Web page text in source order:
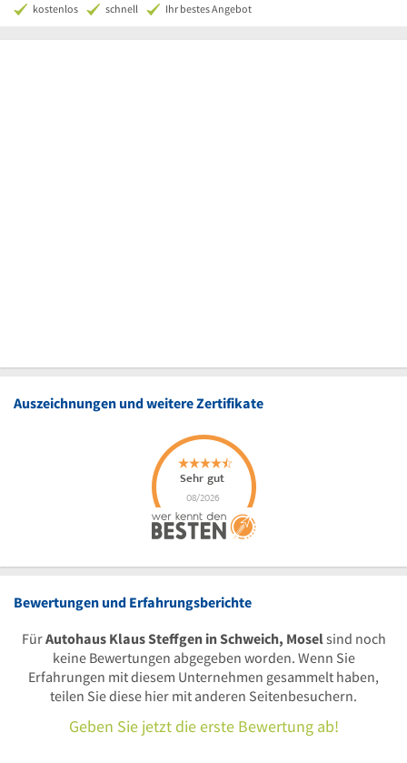
kostenlos schnell Ihr bestes Angebot
Auszeichnungen und weitere Zertifikate
Bewertungen und Erfahrungsberichte
FürAutohaus Klaus Steffgen in Schweich, Mosel sind noch
keine Bewertungen abgegeben worden. Wenn Sie
Erfahrungen mit diesem Unternehmen gesammelt haben,
teilen Sie diese hier mit anderen Seitenbesuchern.
Geben Sie jetzt die erste Bewertung ab!